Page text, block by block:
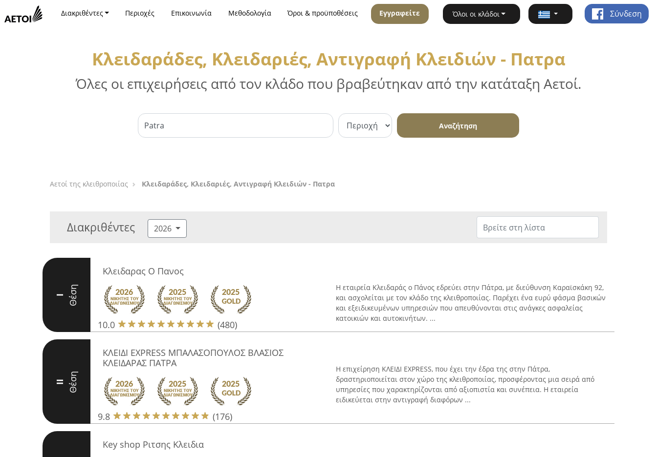
Διακριθέντες Περιοχές Επικοινωνία Μεθοδολογία Όροι & προϋποθέσεις Εγγραφείτε Όλοι οι κλάδοι Σύνδεση
Κλειδαράδες, Κλειδαριές, Αντιγραφή Κλειδιών - Πατρα
Όλες οι επιχειρήσεις από τον κλάδο που βραβεύτηκαν από την κατάταξη Αετοί.
Αναζήτηση
Αετοί της κλειθροποιίας Κλειδαράδες, Κλειδαριές, Αντιγραφή Κλειδιών - Πατρα
Διακριθέντες 2026
I Θέση
Κλειδαρας Ο Πανος
10.0 (480)
Η εταιρεία Κλειδαράς ο Πάνος εδρεύει στην Πάτρα, με διεύθυνση Καραϊσκάκη 92,
και ασχολείται με τον κλάδο της κλειθροποιίας. Παρέχει ένα ευρύ φάσμα βασικών
και εξειδικευμένων υπηρεσιών που απευθύνονται στις ανάγκες ασφαλείας
κατοικιών και αυτοκινήτων. ...
II Θέση
ΚΛΕΙΔΙ EXPRESS ΜΠΑΛΑΣΟΠΟΥΛΟΣ ΒΛΑΣΙΟΣ
ΚΛΕΙΔΑΡΑΣ ΠΑΤΡΑ
9.8 (176)
Η επιχείρηση ΚΛΕΙΔΙ EXPRESS, που έχει την έδρα της στην Πάτρα,
δραστηριοποιείται στον χώρο της κλειθροποιίας, προσφέροντας μια σειρά από
υπηρεσίες που χαρακτηρίζονται από αξιοπιστία και συνέπεια. Η εταιρεία
ειδικεύεται στην αντιγραφή διαφόρων ...
Key shop Ριτσης Κλειδια